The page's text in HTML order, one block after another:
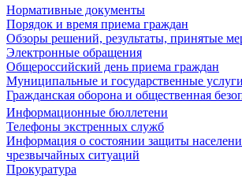
Нормативные документы
Порядок и время приема граждан
Обзоры решений, результаты, принятые
Электронные обращения
Общероссийский день приема граждан
Муниципальные и государственные услуги
Гражданская оборона и общественная
Информационные бюллетени
Телефоны экстренных служб
Информация о состоянии защиты
чрезвычайных ситуаций
Прокуратура